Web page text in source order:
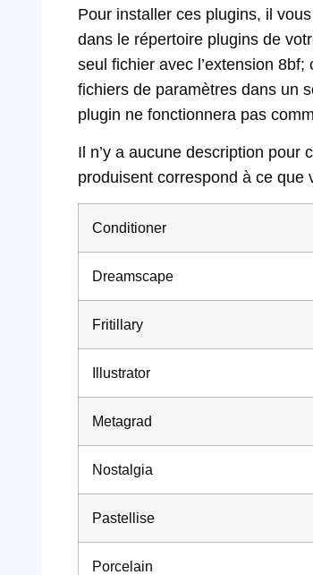
Pour installer ces plugins, il
dans le répertoire plugins de
seul fichier avec l’extension
fichiers de paramètres dans un
plugin ne fonctionnera pas
Il n’y a aucune description pour
produisent correspond à ce que
Conditioner
Dreamscape
Fritillary
Illustrator
Metagrad
Nostalgia
Pastellise
Porcelain